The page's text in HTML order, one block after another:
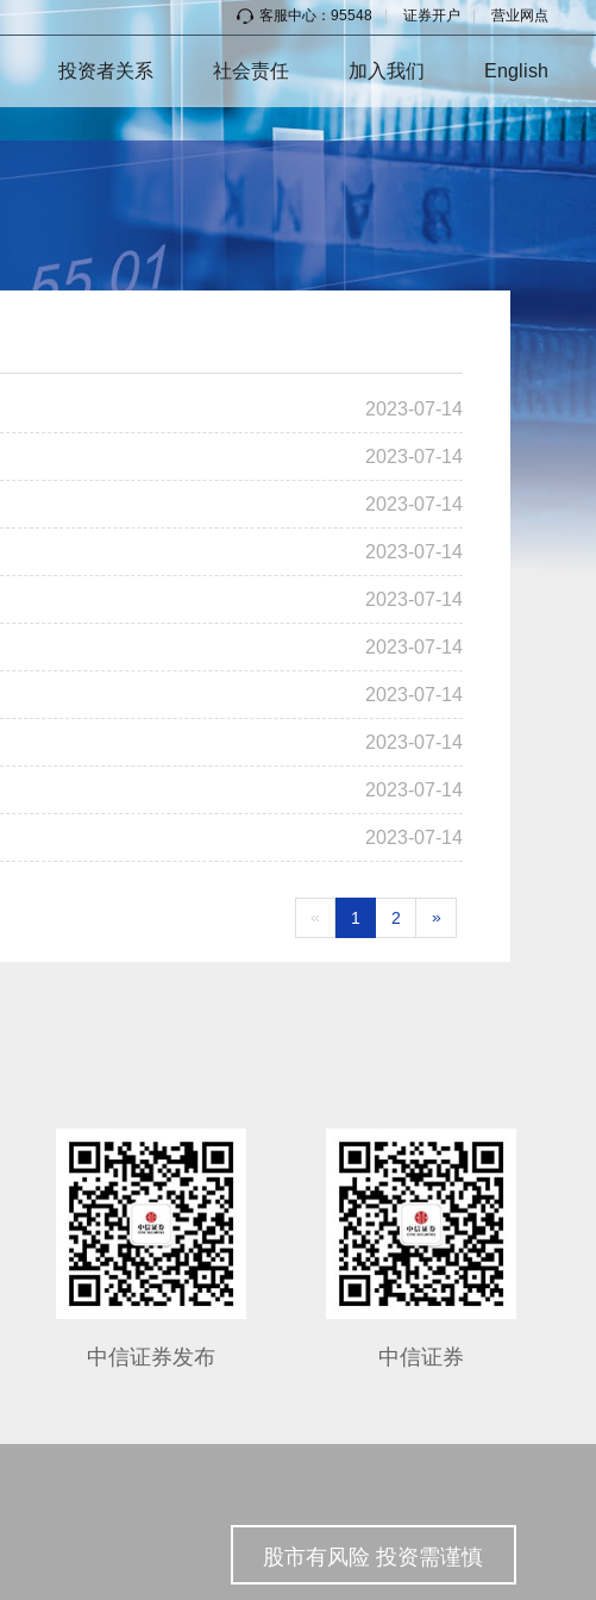
客服中心：95548 | 证券开户 营业网点
投资者关系 社会责任 加入我们 English
2023-07-14
2023-07-14
2023-07-14
2023-07-14
2023-07-14
2023-07-14
2023-07-14
2023-07-14
2023-07-14
2023-07-14
« 1 2 »
中信证券发布 中信证券
股市有风险 投资需谨慎